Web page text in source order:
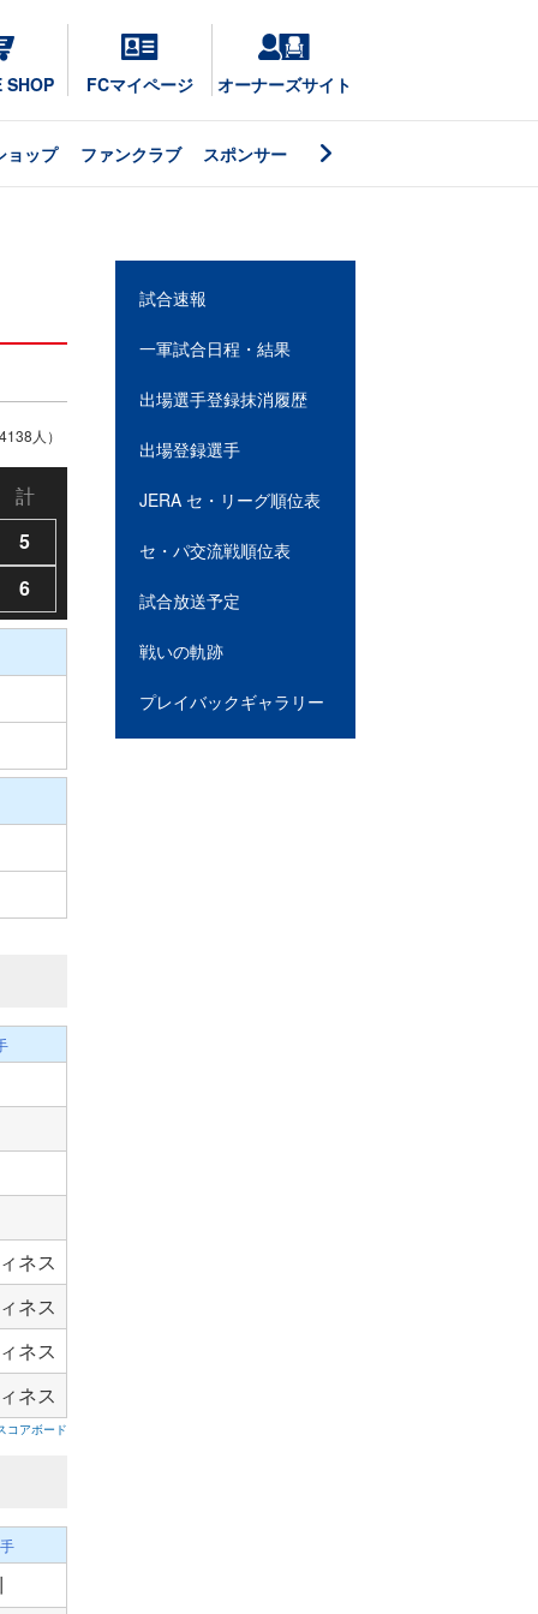
SHOP FCマイページ オーナーズサイト
ョップ ファンクラブ スポンサー
人）
計
5
6
ネス
ネス
ネス
ネス
コアボード
試合速報
一軍試合日程・結果
出場選手登録抹消履歴
出場登録選手
JERA セ・リーグ順位表
セ・パ交流戦順位表
試合放送予定
戦いの軌跡
プレイバックギャラリー